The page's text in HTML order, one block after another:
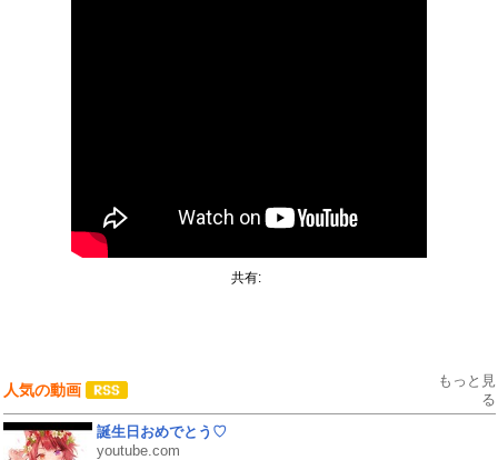
共有:
人気の動画
もっと見
る
誕生日おめでとう♡
youtube.com